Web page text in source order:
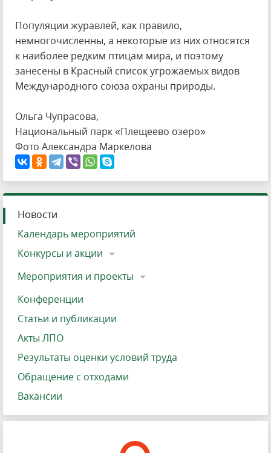
Популяции журавлей, как правило,
немногочисленны, а некоторые из них относятся
к наиболее редким птицам мира, и поэтому
занесены в Красный список угрожаемых видов
Международного союза охраны природы.
Ольга Чупрасова,
Национальный парк «Плещеево озеро»
Фото Александра Маркелова
Новости
Календарь мероприятий
Конкурсы и акции
Мероприятия и проекты
Конференции
Статьи и публикации
Акты ЛПО
Результаты оценки условий труда
Обращение с отходами
Вакансии